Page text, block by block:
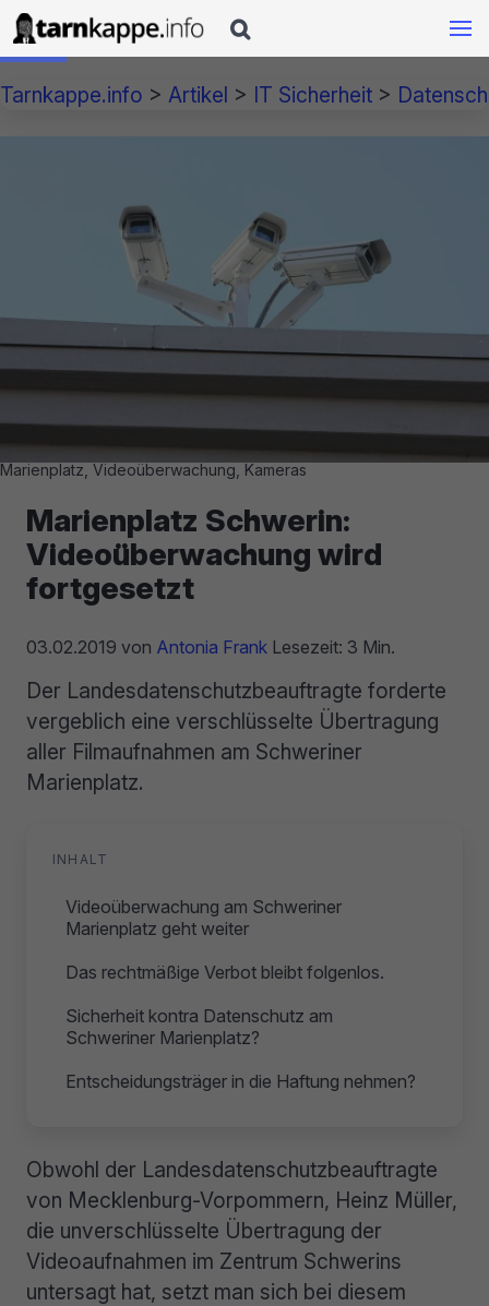

Tarnkappe.info > Artikel > IT Sicherheit >
Marienplatz, Videoüberwachung, Kameras
Marienplatz Schwerin:
Videoüberwachung wird
fortgesetzt
03.02.2019 von Antonia Frank Lesezeit: 3 Min.
Der Landesdatenschutzbeauftragte forderte
vergeblich eine verschlüsselte Übertragung
aller Filmaufnahmen am Schweriner
Marienplatz.
INHALT
Videoüberwachung am Schweriner
Marienplatz geht weiter
Das rechtmäßige Verbot bleibt folgenlos.
Sicherheit kontra Datenschutz am
Schweriner Marienplatz?
Entscheidungsträger in die Haftung nehmen?
Obwohl der Landesdatenschutzbeauftragte
von Mecklenburg-Vorpommern, Heinz Müller,
die unverschlüsselte Übertragung der
Videoaufnahmen im Zentrum Schwerins
untersagt hat, setzt man sich bei diesem